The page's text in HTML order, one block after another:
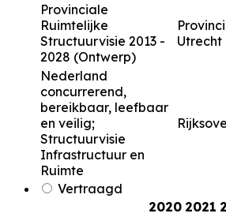
Provinciale
Ruimtelijke
Structuurvisie 2013 -
2028 (Ontwerp)
Utrecht
Nederland
concurrerend,
bereikbaar, leefbaar
en veilig;
Structuurvisie
Infrastructuur en
Ruimte
Vertraagd
2020 2021